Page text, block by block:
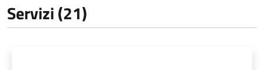
Servizi (21)